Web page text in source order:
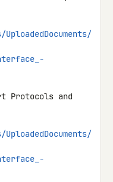
Protocols and